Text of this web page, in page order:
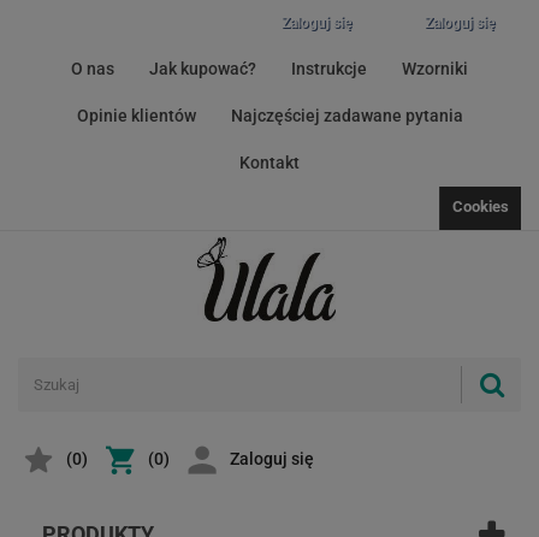
Zaloguj się
Zaloguj się
O nas Jak kupować? Instrukcje Wzorniki
Opinie klientów Najczęściej zadawane pytania
Kontakt
Cookies
(0) (0) Zaloguj się